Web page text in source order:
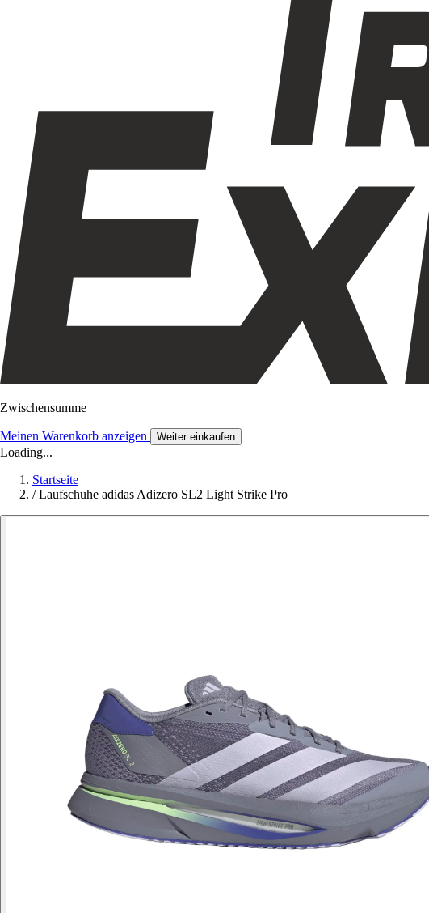
Zwischensumme
Meinen Warenkorb anzeigen Weiter einkaufen
Loading...
Startseite
/ Laufschuhe adidas Adizero SL2 Light Strike Pro